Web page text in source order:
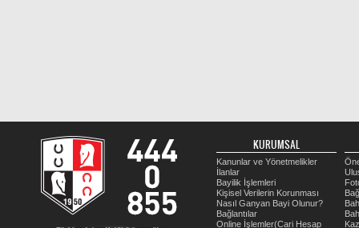
KURUMSAL
Kanunlar ve Yönetmelikler
İlanlar
Bayilik İşlemleri
Kişisel Verilerin Korunması
Nasıl Ganyan Bayi Olunur?
Bağlantılar
Online İşlemler(Cari Hesap